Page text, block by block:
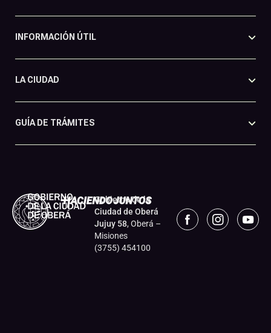
INFORMACIÓN ÚTIL
LA CIUDAD
GUÍA DE TRÁMITES
Gobierno de la
Ciudad de Oberá
Jujuy 58, Oberá –
Misiones
(3755) 454100